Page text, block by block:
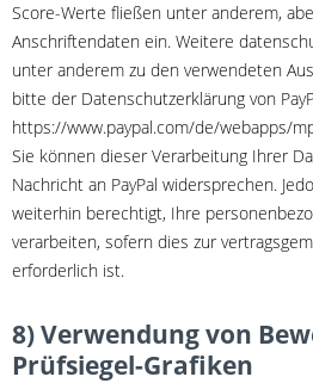
Score-Werte fließen unter anderem,
Anschriftendaten ein. Weitere
unter anderem zu den verwendeten
bitte der Datenschutzerklärung von
https://www.paypal.com/de/webapps/
Sie können dieser Verarbeitung Ihrer
Nachricht an PayPal widersprechen.
weiterhin berechtigt, Ihre
verarbeiten, sofern dies zur
erforderlich ist.
8) Verwendung von
Prüfsiegel-Grafiken